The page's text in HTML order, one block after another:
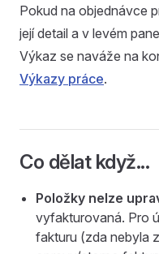
Pokud na objednávce
její detail a v levém
Výkaz se naváže na
Výkazy práce.
Co dělat když...
Položky nelze
vyfakturovaná. Pro
fakturu (zda nebyla